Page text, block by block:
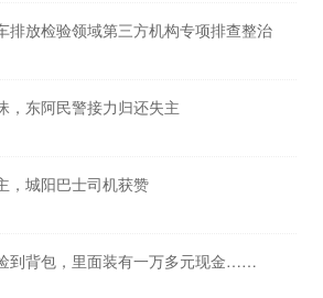
排放检验领域第三方机构专项排查整治
，东阿民警接力归还失主
，城阳巴士司机获赞
到背包，里面装有一万多元现金……